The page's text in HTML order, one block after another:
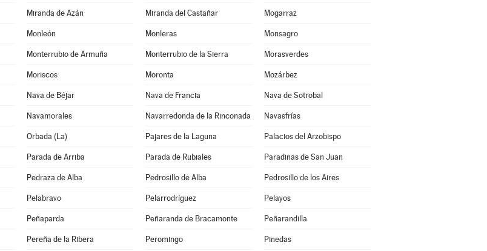
Miranda de Azán Miranda del Castañar Mogarraz
Monleón Monleras Monsagro
Monterrubio de Armuña Monterrubio de la Sierra Morasverdes
Moriscos Moronta Mozárbez
Nava de Béjar Nava de Francia Nava de Sotrobal
Navamorales Navarredonda de la Rinconada Navasfrías
Orbada (La) Pajares de la Laguna Palacios del Arzobispo
Parada de Arriba Parada de Rubiales Paradinas de San Juan
Pedraza de Alba Pedrosillo de Alba Pedrosillo de los Aires
Pelabravo Pelarrodríguez Pelayos
Peñaparda Peñaranda de Bracamonte Peñarandilla
Pereña de la Ribera Peromingo Pinedas